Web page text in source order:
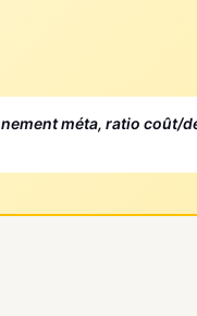
méta, ratio coût/